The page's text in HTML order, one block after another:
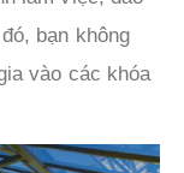
bạn không
vào các khóa